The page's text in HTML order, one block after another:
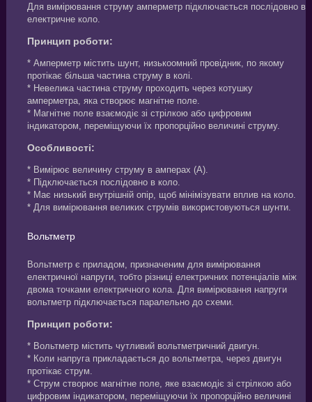
Для вимірювання струму амперметр підключається послідовно в
електричне коло.
Принцип роботи:
* Амперметр містить шунт, низькоомний провідник, по якому
протікає більша частина струму в колі.
* Невелика частина струму проходить через котушку
амперметра, яка створює магнітне поле.
* Магнітне поле взаємодіє зі стрілкою або цифровим
індикатором, переміщуючи їх пропорційно величині струму.
Особливості:
* Вимірює величину струму в амперах (А).
* Підключається послідовно в коло.
* Має низький внутрішній опір, щоб мінімізувати вплив на коло.
* Для вимірювання великих струмів використовуються шунти.
Вольтметр
Вольтметр є приладом, призначеним для вимірювання
електричної напруги, тобто різниці електричних потенціалів між
двома точками електричного кола. Для вимірювання напруги
вольтметр підключається паралельно до схеми.
Принцип роботи:
* Вольтметр містить чутливий вольтметричний двигун.
* Коли напруга прикладається до вольтметра, через двигун
протікає струм.
* Струм створює магнітне поле, яке взаємодіє зі стрілкою або
цифровим індикатором, переміщуючи їх пропорційно величині